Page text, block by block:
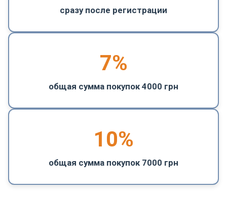
сразу после регистрации
7%
общая сумма покупок 4000 грн
10%
общая сумма покупок 7000 грн